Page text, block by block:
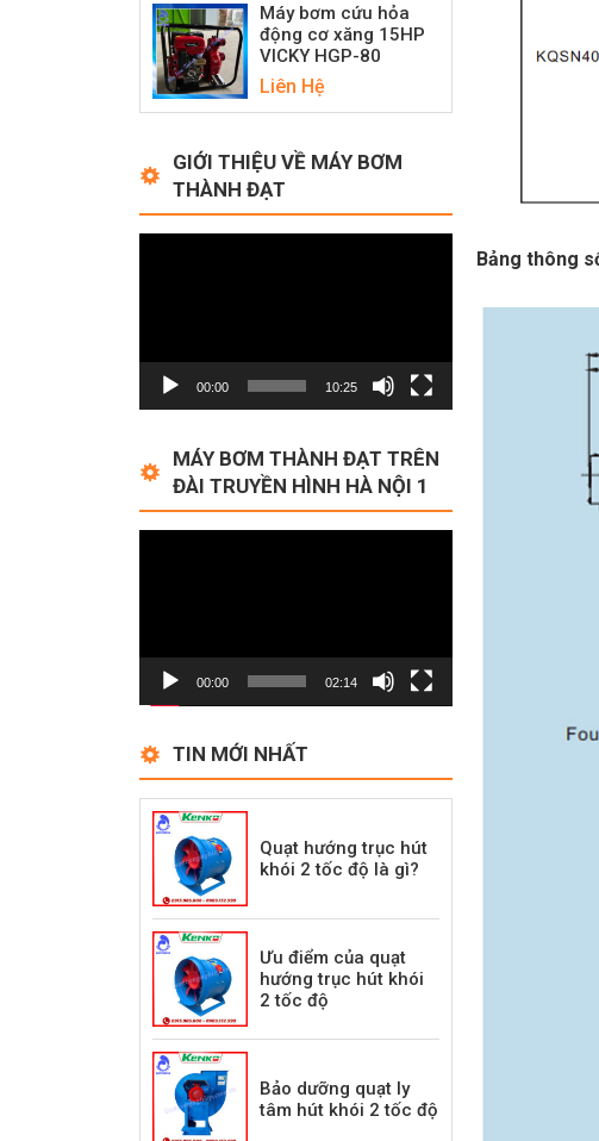
Máy bơm cứu hỏa
động cơ xăng 15HP
VICKY HGP-80
Liên Hệ
GIỚI THIỆU VỀ MÁY BƠM
THÀNH ĐẠT
00:00 10:25
MÁY BƠM THÀNH ĐẠT TRÊN
ĐÀI TRUYỀN HÌNH HÀ NỘI 1
00:00 02:14
TIN MỚI NHẤT
Quạt hướng trục hút
khói 2 tốc độ là gì?
Ưu điểm của quạt
hướng trục hút khói
2 tốc độ
Bảo dưỡng quạt ly
tâm hút khói 2 tốc độ
Bảng thông